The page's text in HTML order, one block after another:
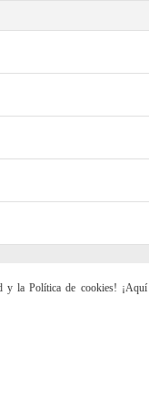
y la Política de cookies! ¡Aquí